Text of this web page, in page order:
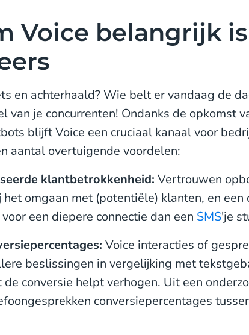
Voice belangrijk
en achterhaald? Wie belt er vandaag de
van je concurrenten! Ondanks de opkomst
blijft Voice een cruciaal kanaal voor
aantal overtuigende voordelen:
klantbetrokkenheid: Vertrouwen
omgaan met (potentiële) klanten, en een
een diepere connectie dan een SMS'je
Voice interacties of
beslissingen in vergelijking met
conversie helpt verhogen. Uit een
conversiepercentages